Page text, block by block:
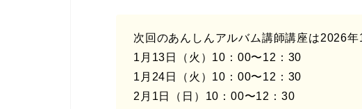
次回のあんしんアルバム講師講座は2026年
1月13日（火）10：00〜12：30
1月24日（火）10：00〜12：30
2月1日（日）10：00〜12：30